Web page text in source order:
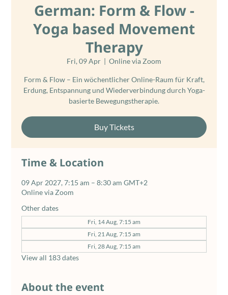
German: Form & Flow -
Yoga based Movement
Therapy
Fri, 09 Apr
  |
Online via Zoom
Form & Flow – Ein wöchentlicher Online-Raum für Kraft,
Erdung, Entspannung und Wiederverbindung durch Yoga-
basierte Bewegungstherapie.
Buy Tickets
Time & Location
09 Apr 2027, 7:15 am – 8:30 am GMT+2
Online via Zoom
Other dates
Fri, 14 Aug, 7:15 am
Fri, 21 Aug, 7:15 am
Fri, 28 Aug, 7:15 am
View all 183 dates
About the event